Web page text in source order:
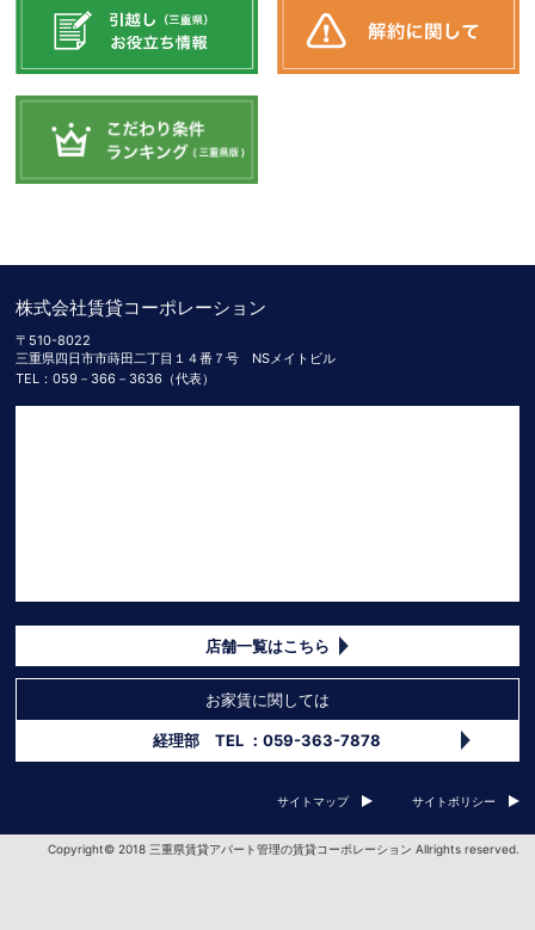
株式会社賃貸コーポレーション
〒510-8022
三重県四日市市蒔田二丁目１４番７号 NSメイトビル
TEL：059－366－3636（代表）
店舗一覧はこちら
お家賃に関しては
経理部 TEL ：059-363-7878
サイトマップ サイトポリシー
Copyright© 2018 三重県賃貸アパート管理の賃貸コーポレーション Allrights reserved.